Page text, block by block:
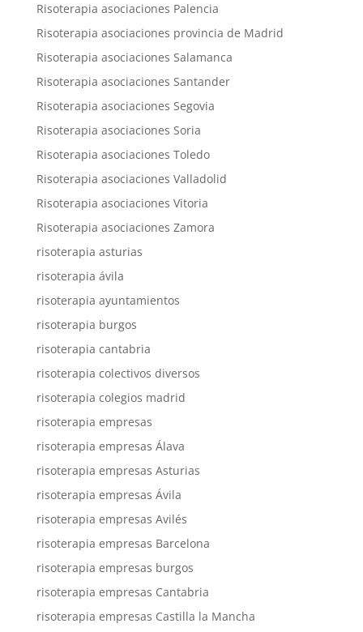
Risoterapia asociaciones Palencia
Risoterapia asociaciones provincia de Madrid
Risoterapia asociaciones Salamanca
Risoterapia asociaciones Santander
Risoterapia asociaciones Segovia
Risoterapia asociaciones Soria
Risoterapia asociaciones Toledo
Risoterapia asociaciones Valladolid
Risoterapia asociaciones Vitoria
Risoterapia asociaciones Zamora
risoterapia asturias
risoterapia ávila
risoterapia ayuntamientos
risoterapia burgos
risoterapia cantabria
risoterapia colectivos diversos
risoterapia colegios madrid
risoterapia empresas
risoterapia empresas Álava
risoterapia empresas Asturias
risoterapia empresas Ávila
risoterapia empresas Avilés
risoterapia empresas Barcelona
risoterapia empresas burgos
risoterapia empresas Cantabria
risoterapia empresas Castilla la Mancha